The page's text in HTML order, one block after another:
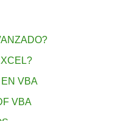
VBA
VBA